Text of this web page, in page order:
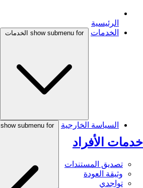
الرئيسية
الخدمات
show submenu for الخدمات
خدمات الأفراد
تصديق المستندات
وثيقة العودة
تواجدي
السياسة الخارجية show submenu for السياسة الخارجية